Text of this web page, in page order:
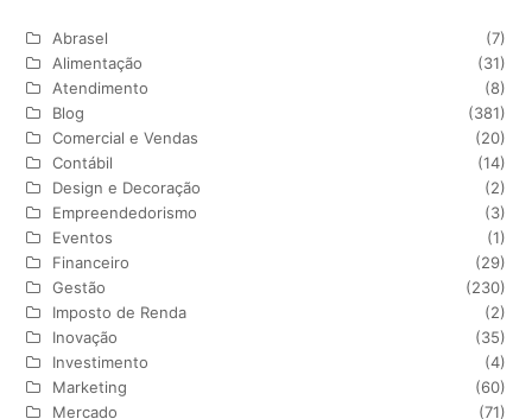
Abrasel
(7)
Alimentação
(31)
Atendimento
(8)
Blog
(381)
Comercial e Vendas
(20)
Contábil
(14)
Design e Decoração
(2)
Empreendedorismo
(3)
Eventos
(1)
Financeiro
(29)
Gestão
(230)
Imposto de Renda
(2)
Inovação
(35)
Investimento
(4)
Marketing
(60)
Mercado
(71)